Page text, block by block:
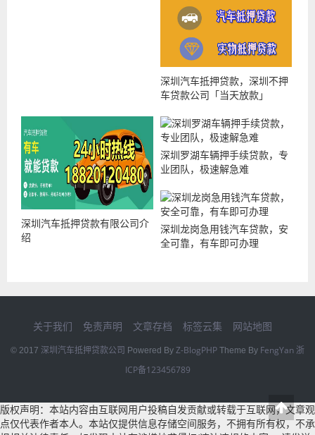
深圳汽车抵押贷款，深圳不押
车贷款公司「当天放款」
深圳汽车抵押贷款有限公司介
绍
深圳罗湖车辆押手续贷款，专
业团队，极速解急难
深圳龙岗急用钱汽车贷款，安
全可靠，有车即可办理
关于我们 免责声明 文章存档 标签云集 网站地图
© 2017 深圳汽车抵押贷款公司 Powered By Z-BlogPHP Theme By FengYan 浙
ICP备123456789
版权声明：本站内容由互联网用户投稿自发贡献或转载于互联网，文章观
点仅代表作者本人。本站仅提供信息存储空间服务，不拥有所有权，不承